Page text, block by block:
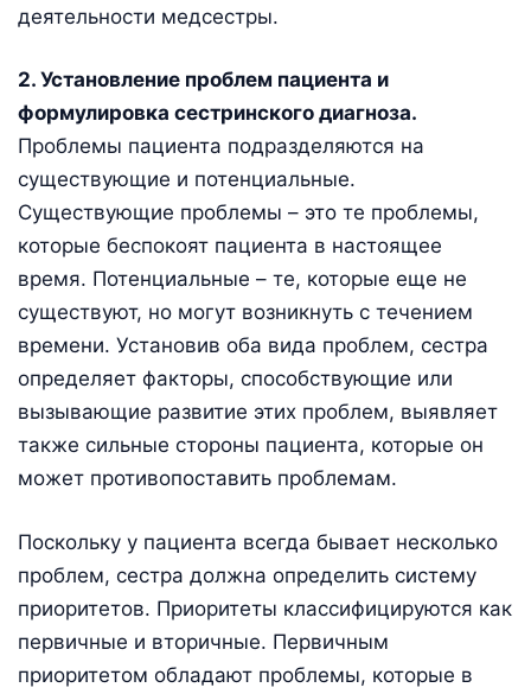
деятельности медсестры.
2. Установление проблем пациента и
формулировка сестринского диагноза.
Проблемы пациента подразделяются на
существующие и потенциальные.
Существующие проблемы – это те проблемы,
которые беспокоят пациента в настоящее
время. Потенциальные – те, которые еще не
существуют, но могут возникнуть с течением
времени. Установив оба вида проблем, сестра
определяет факторы, способствующие или
вызывающие развитие этих проблем, выявляет
также сильные стороны пациента, которые он
может противопоставить проблемам.
Поскольку у пациента всегда бывает несколько
проблем, сестра должна определить систему
приоритетов. Приоритеты классифицируются как
первичные и вторичные. Первичным
приоритетом обладают проблемы, которые в